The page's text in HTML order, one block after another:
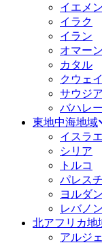
イエメン
イラク
イラン
オマーン
カタル
クウェ
サウジ
バハレ
東地中海地域
イスラ
シリア
トルコ
パレス
ヨルダン
レバノン
北アフリカ地
アルジ